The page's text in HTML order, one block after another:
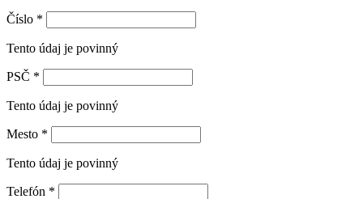
Číslo *
Tento údaj je povinný
PSČ *
Tento údaj je povinný
Mesto *
Tento údaj je povinný
Telefón *